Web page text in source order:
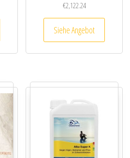
€2,122.24
Siehe Angebot